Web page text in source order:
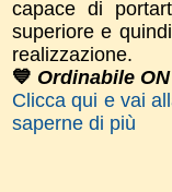
capace di
superiore e
realizzazione.
💙 Ordinabile
Clicca qui e vai
saperne di più